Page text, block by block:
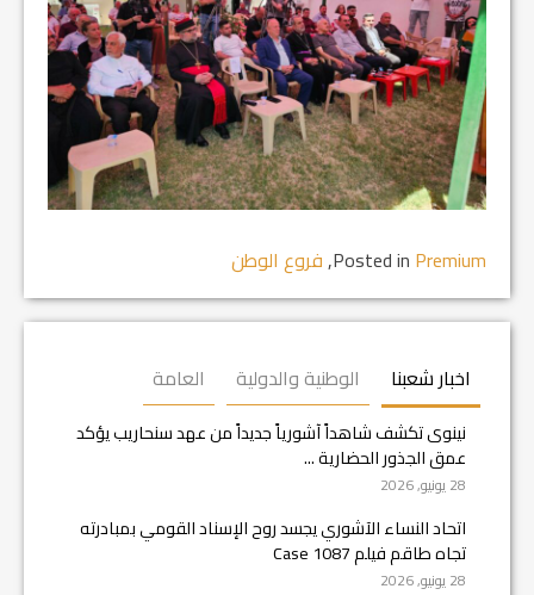
Posted in Premium
,فروع الوطن
اخبار شعبنا الوطنية والدولية العامة
نينوى تكشف شاهداً آشورياً جديداً من عهد سنحاريب يؤكد
عمق الجذور الحضارية ...
28 يونيو, 2026
اتحاد النساء الآشوري يجسد روح الإسناد القومي بمبادرته
تجاه طاقم فيلم Case 1087
28 يونيو, 2026